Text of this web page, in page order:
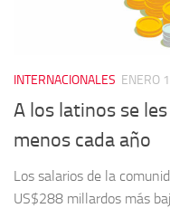
INTERNACIONALES ENERO
A los latinos se
menos cada año
Los salarios de la
US$288 millardos más